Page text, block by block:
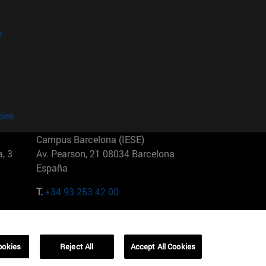
3
Campus Barcelona (IESE)
Av. Pearson, 21 08034 Barcelona
España
T.+34 93 253 42 00
01321001 Bela Vista Brasil
Reject All Accept All Cookies